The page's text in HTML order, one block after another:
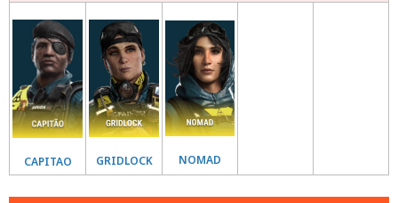
CAPITAO GRIDLOCK NOMAD